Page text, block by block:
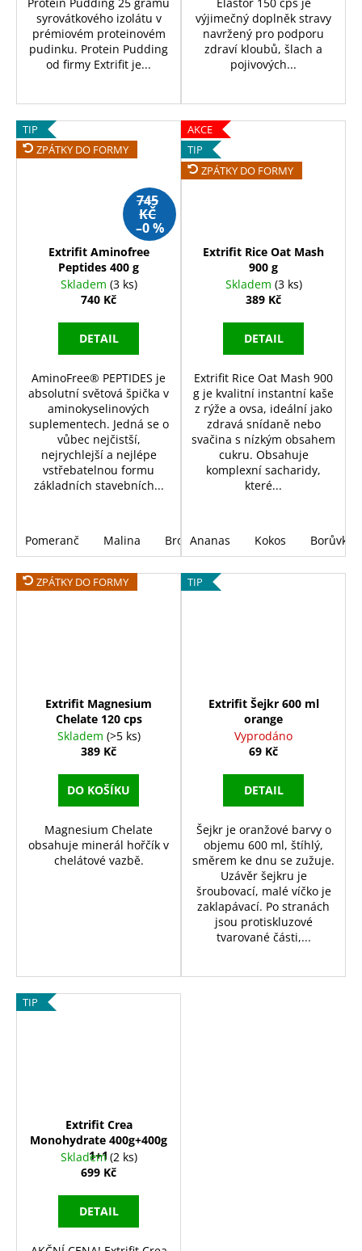
syrovátkového izolátu v
prémiovém proteinovém
pudinku. Protein Pudding
od firmy Extrifit je...
výjimečný doplněk stravy
navržený pro podporu
zdraví kloubů, šlach a
pojivových...
TIP
ZPÁTKY DO FORMY
745
KČ
–0 %
Extrifit Aminofree
Peptides 400 g
Skladem (3 ks)
740 Kč
DETAIL
AminoFree® PEPTIDES je
absolutní světová špička v
aminokyselinových
suplementech. Jedná se o
vůbec nejčistší,
nejrychlejší a nejlépe
vstřebatelnou formu
základních stavebních...
Pomeranč Malina Broskev Mango/Ananas
AKCE
TIP
ZPÁTKY DO FORMY
Extrifit Rice Oat Mash
900 g
Skladem (3 ks)
389 Kč
DETAIL
Extrifit Rice Oat Mash 900
g je kvalitní instantní kaše
z rýže a ovsa, ideální jako
zdravá snídaně nebo
svačina s nízkým obsahem
cukru. Obsahuje
komplexní sacharidy,
které...
Ananas Kokos Borůvka
ZPÁTKY DO FORMY
Extrifit Magnesium
Chelate 120 cps
Skladem (>5 ks)
389 Kč
DO KOŠÍKU
Magnesium Chelate
obsahuje minerál hořčík v
chelátové vazbě.
TIP
Extrifit Šejkr 600 ml
orange
Vyprodáno
69 Kč
DETAIL
Šejkr je oranžové barvy o
objemu 600 ml, štíhlý,
směrem ke dnu se zužuje.
Uzávěr šejkru je
šroubovací, malé víčko je
zaklapávací. Po stranách
jsou protiskluzové
tvarované části,...
TIP
Extrifit Crea
Monohydrate 400g+400g
1+1
Skladem (2 ks)
699 Kč
DETAIL